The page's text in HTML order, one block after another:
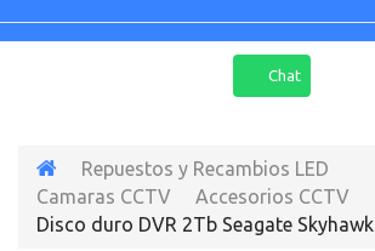
Chat
Repuestos y Recambios LED
Camaras CCTV
Accesorios CCTV
Disco duro DVR 2Tb Seagate Skyhawk